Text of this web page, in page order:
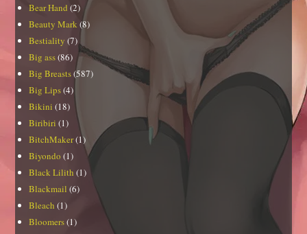
Bear Hand (2)
Beauty Mark (8)
Bestiality (7)
Big ass(86)
Big Breasts(587)
Big Lips(4)
Bikini (18)
Biribiri (1)
BitchMaker(1)
Biyondo (1)
Black Lilith (1)
Blackmail (6)
Bleach (1)
Bloomers(1)